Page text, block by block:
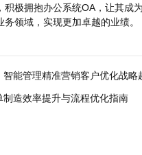
极拥抱办公系统OA，让其成
领域，实现更加卓越的业绩。
能管理精准营销客户优化战略
造效率提升与流程优化指南